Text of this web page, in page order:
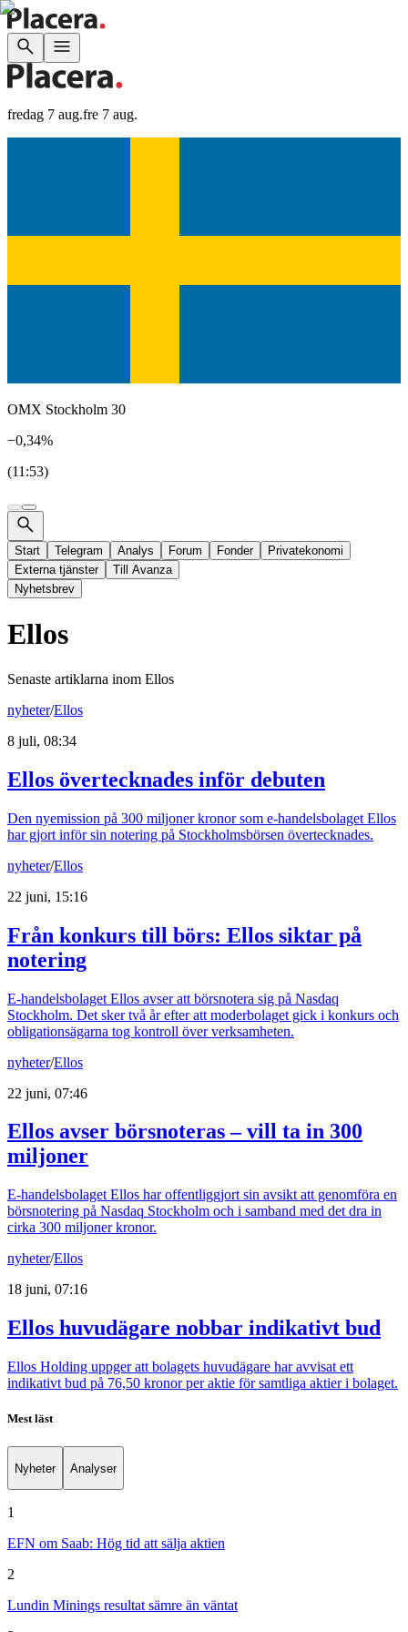
fredag 7 aug.fre 7 aug.
OMX Stockholm 30
−0,34%
(11:53)
Start Telegram Analys Forum Fonder
Privatekonomi
Externa tjänster
Till Avanza
Nyhetsbrev
Ellos
Senaste artiklarna inom Ellos
nyheter/Ellos
8 juli, 08:34
Ellos övertecknades inför debuten
Den nyemission på 300 miljoner kronor som e-handelsbolaget Ellos
har gjort inför sin notering på Stockholmsbörsen övertecknades.
nyheter/Ellos
22 juni, 15:16
Från konkurs till börs: Ellos siktar på
notering
E-handelsbolaget Ellos avser att börsnotera sig på Nasdaq
Stockholm. Det sker två år efter att moderbolaget gick i konkurs och
obligationsägarna tog kontroll över verksamheten.
nyheter/Ellos
22 juni, 07:46
Ellos avser börsnoteras – vill ta in 300
miljoner
E-handelsbolaget Ellos har offentliggjort sin avsikt att genomföra en
börsnotering på Nasdaq Stockholm och i samband med det dra in
cirka 300 miljoner kronor.
nyheter/Ellos
18 juni, 07:16
Ellos huvudägare nobbar indikativt bud
Ellos Holding uppger att bolagets huvudägare har avvisat ett
indikativt bud på 76,50 kronor per aktie för samtliga aktier i bolaget.
Mest läst
Nyheter Analyser
1
EFN om Saab: Hög tid att sälja aktien
2
Lundin Minings resultat sämre än väntat